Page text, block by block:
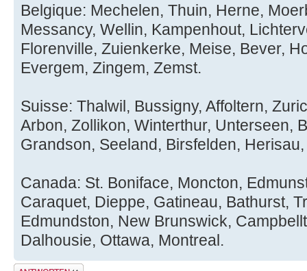
Belgique: Mechelen, Thuin, Herne,
Messancy, Wellin, Kampenhout,
Florenville, Zuienkerke, Meise, Bever,
Evergem, Zingem, Zemst.
Suisse: Thalwil, Bussigny, Affoltern,
Arbon, Zollikon, Winterthur, Unterseen,
Grandson, Seeland, Birsfelden,
Canada: St. Boniface, Moncton,
Caraquet, Dieppe, Gatineau, Bathurst,
Edmundston, New Brunswick,
Dalhousie, Ottawa, Montreal.
Antwort erstellen